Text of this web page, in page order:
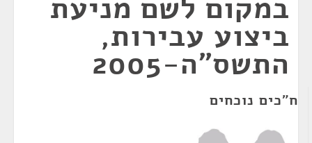
במקום לשם מניעת
ביצוע עבירות,
התשס"ה-2005
ח"כים נוכחים